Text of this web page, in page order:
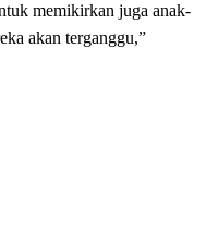
memikirkan juga anak-
akan terganggu,”